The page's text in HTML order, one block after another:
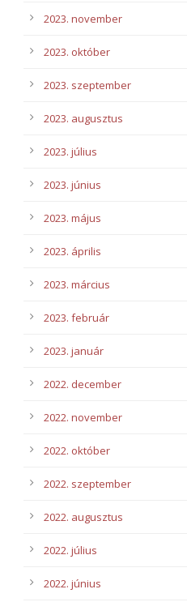
2023. november
2023. október
2023. szeptember
2023. augusztus
2023. július
2023. június
2023. május
2023. április
2023. március
2023. február
2023. január
2022. december
2022. november
2022. október
2022. szeptember
2022. augusztus
2022. július
2022. június